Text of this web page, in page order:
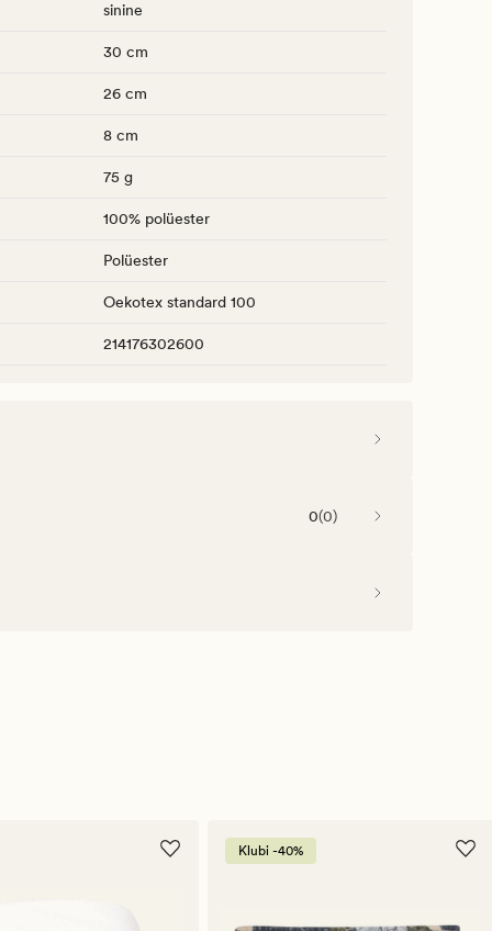
sinine
30 cm
26 cm
8 cm
75 g
100% polüester
Polüester
Oekotex standard 100
214176302600
0(0)
Klubi -40%